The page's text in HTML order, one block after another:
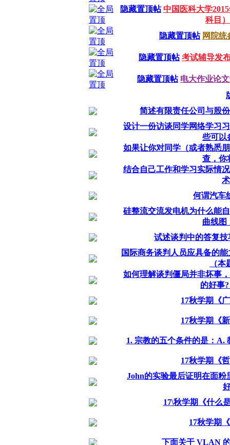
隐藏置顶帖 中国医科大学
科目）
隐藏置顶帖 网院统
隐藏置顶帖 考试辅导发
隐藏置顶帖 电大作业论
简述有限责任公司与股
设计一份访谈同学网络学习
些可以
如果让你对同学（或者熟悉
查，你
结合自己工作和学习实际情
何谓汽车
硅整流交流发电机为什么能
曲线图
试述谈判中的答复
国际商务谈判人员应具备的
（
如何理解谈判僵局并非坏事
的好事
17秋学期《
17秋学期《
1. 宗教的五个条件的是：A.
17秋学期《
John的实验最后证明在面
17\秋学期《什么
17秋学期
下面关于 VLAN